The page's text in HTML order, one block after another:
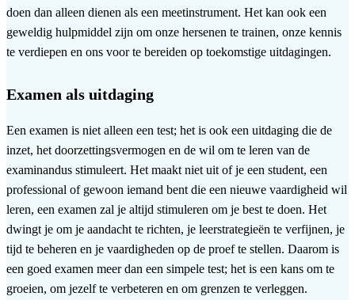
doen dan alleen dienen als een meetinstrument. Het kan ook een
geweldig hulpmiddel zijn om onze hersenen te trainen, onze kennis
te verdiepen en ons voor te bereiden op toekomstige uitdagingen.
Examen als uitdaging
Een examen is niet alleen een test; het is ook een uitdaging die de
inzet, het doorzettingsvermogen en de wil om te leren van de
examinandus stimuleert. Het maakt niet uit of je een student, een
professional of gewoon iemand bent die een nieuwe vaardigheid wil
leren, een examen zal je altijd stimuleren om je best te doen. Het
dwingt je om je aandacht te richten, je leerstrategieën te verfijnen, je
tijd te beheren en je vaardigheden op de proef te stellen. Daarom is
een goed examen meer dan een simpele test; het is een kans om te
groeien, om jezelf te verbeteren en om grenzen te verleggen.